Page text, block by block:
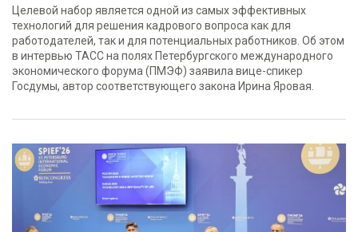
Целевой набор является одной из самых эффективных
технологий для решения кадрового вопроса как для
работодателей, так и для потенциальных работников. Об этом
в интервью ТАСС на полях Петербургского международного
экономического форума (ПМЭФ) заявила вице-спикер
Госдумы, автор соответствующего закона Ирина Яровая.